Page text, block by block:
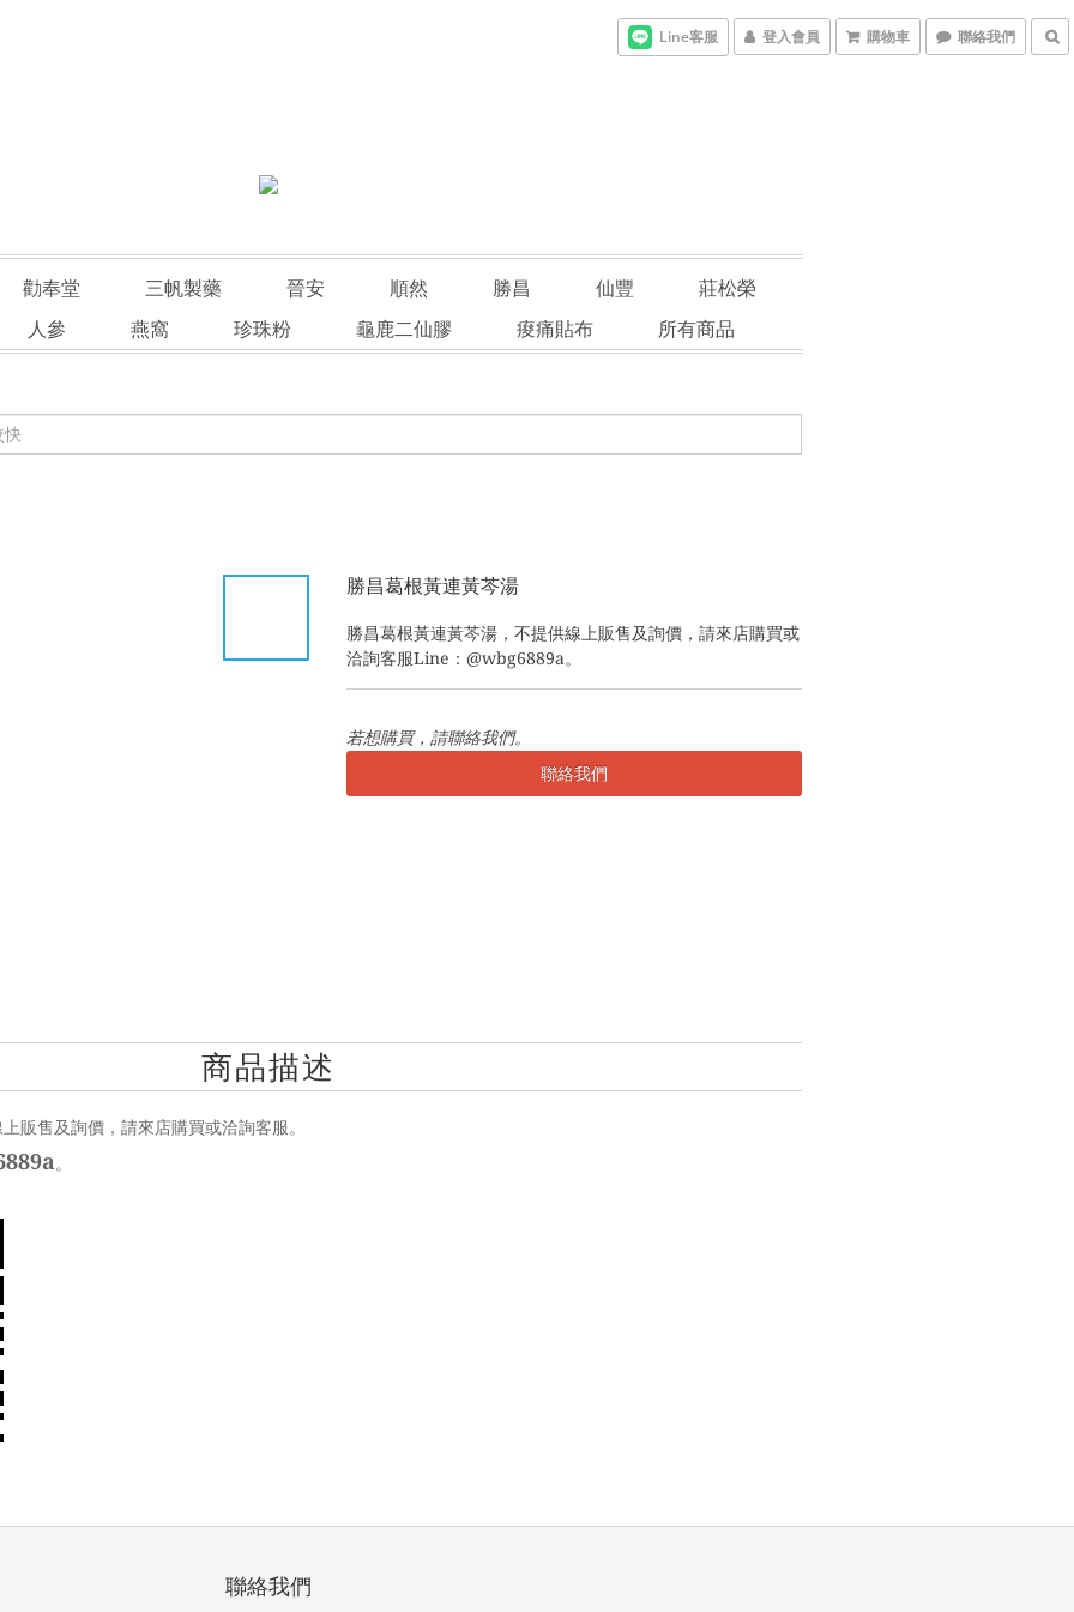
Line客服 登入會員 購物車 聯絡我們
勸奉堂 三帆製藥 晉安 順然 勝昌 仙豐
莊松榮
人參
燕窩 珍珠粉 龜鹿二仙膠 痠痛貼布 所有商品
勝昌葛根黃連黃芩湯
勝昌葛根黃連黃芩湯，不提供線上販售及詢價，請來店購買或
洽詢客服Line：@wbg6889a。
若想購買，請聯絡我們。
聯絡我們
商品描述
販售及詢價，請來店購買或洽詢客服。
。
聯絡我們